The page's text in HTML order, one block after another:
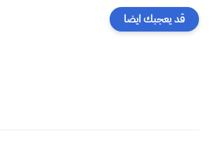
قد يعجبك ايضا